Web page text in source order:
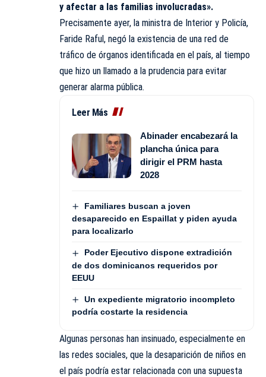
y afectar a las familias involucradas».
Precisamente ayer, la ministra de Interior y Policía,
Faride Raful, negó la existencia de una red de
tráfico de órganos identificada en el país, al tiempo
que hizo un llamado a la prudencia para evitar
generar alarma pública.
Leer Más
Abinader encabezará la
plancha única para
dirigir el PRM hasta
2028
Familiares buscan a joven
desaparecido en Espaillat y piden ayuda
para localizarlo
Poder Ejecutivo dispone extradición
de dos dominicanos requeridos por
EEUU
Un expediente migratorio incompleto
podría costarte la residencia
Algunas personas han insinuado, especialmente en
las redes sociales, que la desaparición de niños en
el país podría estar relacionada con una supuesta